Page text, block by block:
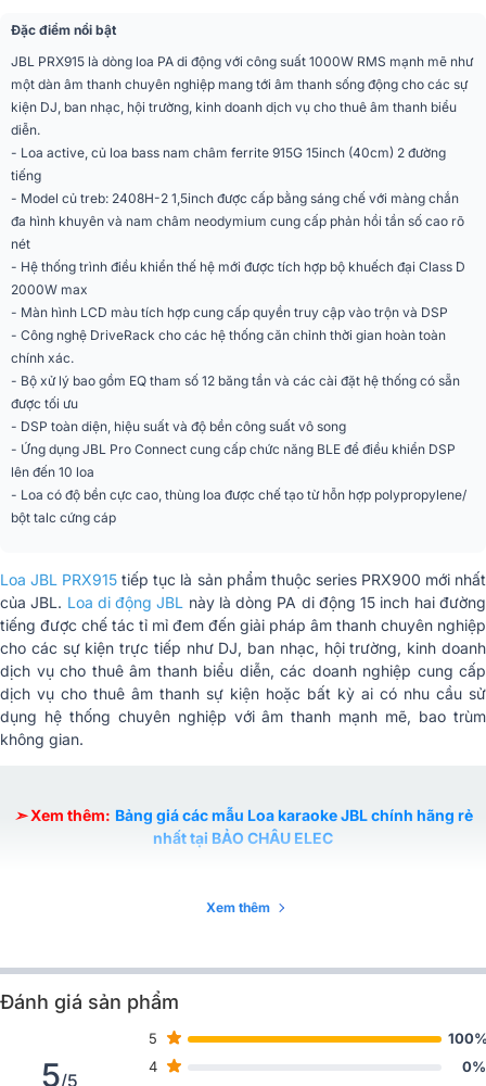
Công suất RMS
Công suất Peak 2000W
Trở kháng 4 ohms
Góc phủ âm (Ngang x
Dọc)
Kiểu loa Liền công suất (Active)
Số đường tiếng 2 đường tiếng
Dáng loa Loa fullrange (phổ thông)
Ứng dụng mở rộng
bar, Hội trường
Tiện ích
Cổng kết nối XLR, AUX 3.5mm
Màu sắc Đen
Phân khúc Cao cấp
Model củ bass 915G
Công nghệ âm thanh
tích hợp bộ khuếch đại Class D,
Công nghệ DriveRack, DSP
Max SPL
133 dB
Dải tần số đáp tuyến
năng BLE để điều khiển DSP lên
Hệ thống làm mát
làm mát tự nhiên ko quạt
Gain đầu vào
Đặc điểm nổi bật
JBL PRX915 là dòng loa PA di động với công suất 1000W RMS mạnh mẽ như
một dàn âm thanh chuyên nghiệp mang tới âm thanh sống động cho các sự
kiện DJ, ban nhạc, hội trường, kinh doanh dịch vụ cho thuê âm thanh biểu
diễn.
- Loa active, củ loa bass nam châm ferrite 915G 15inch (40cm) 2 đường
tiếng
- Model củ treb: 2408H-2 1,5inch được cấp bằng sáng chế với màng chắn
đa hình khuyên và nam châm neodymium cung cấp phản hồi tần số cao rõ
nét
- Hệ thống trình điều khiển thế hệ mới được tích hợp bộ khuếch đại Class D
2000W max
- Màn hình LCD màu tích hợp cung cấp quyền truy cập vào trộn và DSP
- Công nghệ DriveRack cho các hệ thống căn chỉnh thời gian hoàn toàn
chính xác.
- Bộ xử lý bao gồm EQ tham số 12 băng tần và các cài đặt hệ thống có sẵn
được tối ưu
- DSP toàn diện, hiệu suất và độ bền công suất vô song
- Ứng dụng JBL Pro Connect cung cấp chức năng BLE để điều khiển DSP
lên đến 10 loa
- Loa có độ bền cực cao, thùng loa được chế tạo từ hỗn hợp polypropylene/
bột talc cứng cáp
Loa JBL PRX915 tiếp tục là sản phẩm thuộc series PRX900 mới nhất
của JBL. Loa di động JBL này là dòng PA di động 15 inch hai đường
tiếng được chế tác tỉ mỉ đem đến giải pháp âm thanh chuyên nghiệp
cho các sự kiện trực tiếp như DJ, ban nhạc, hội trường, kinh doanh
dịch vụ cho thuê âm thanh biểu diễn, các doanh nghiệp cung cấp
dịch vụ cho thuê âm thanh sự kiện hoặc bất kỳ ai có nhu cầu sử
dụng hệ thống chuyên nghiệp với âm thanh mạnh mẽ, bao trùm
không gian.
➣Xem thêm: Bảng giá các mẫu Loa karaoke JBL chính hãng rẻ
nhất tại BẢO CHÂU ELEC
Đánh giá thiết kế của Loa JBL PRX915
lượng 24.1kg. Mặt trước thiết kế tấm ê căng bằng kim loại cao cấp
bảo vệ hệ thống linh kiện bên trong trước những tác động ngoại lực.
Hai tay cầm được thiết kế ở mặt trên và mặt bên rất thích hợp mang
đi trong các chuyến đi lưu diễn, sự kiện ngoài trời hay đặt lên các
Xem thêm
Đánh giá sản phẩm
5/5
5
4
0%